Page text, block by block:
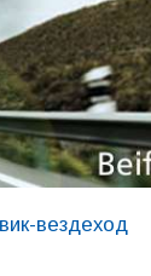
вездеход